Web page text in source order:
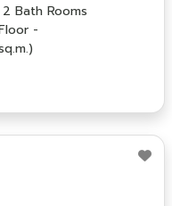
2 Bath Rooms
-